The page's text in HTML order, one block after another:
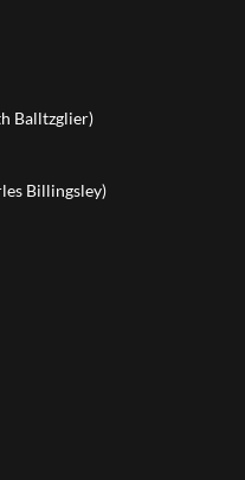
Balltzglier)
Billingsley)